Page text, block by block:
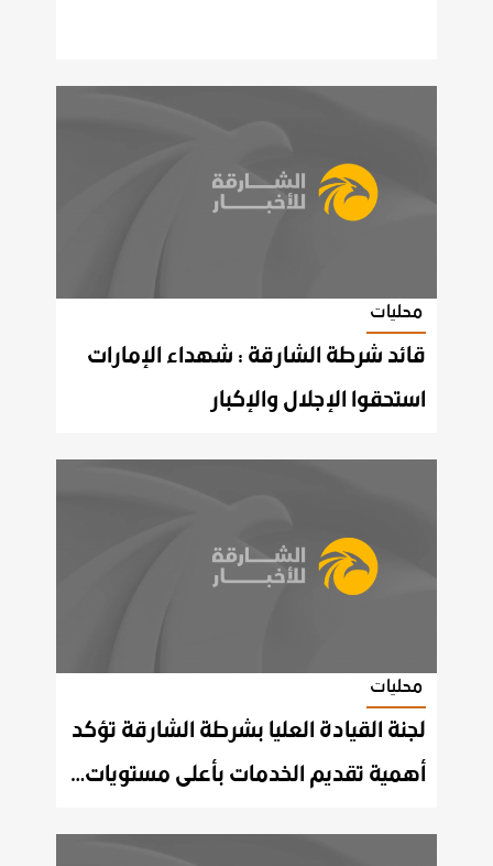
محليات
قائد شرطة الشارقة : شهداء الإمارات
استحقوا الإجلال والإكبار
محليات
لجنة القيادة العليا بشرطة الشارقة تؤكد
أهمية تقديم الخدمات بأعلى مستويات الجودة